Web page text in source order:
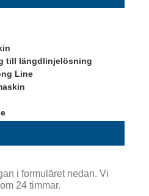
till längdlinjelösning
Line
i formuläret nedan. Vi
24 timmar.